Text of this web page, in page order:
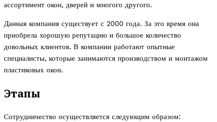
ассортимент окон, дверей и многого другого.
Данная компания существует с 2000 года. За это время она
приобрела хорошую репутацию и большое количество
довольных клиентов. В компании работают опытные
специалисты, которые занимаются производством и монтажом
пластиковых окон.
Этапы
Сотрудничество осуществляется следующим образом: